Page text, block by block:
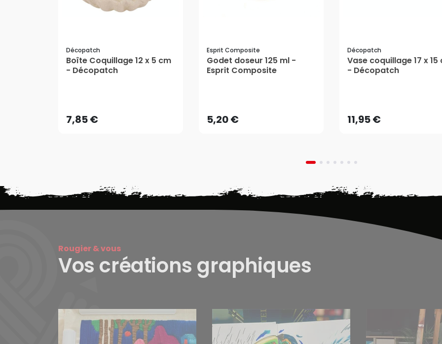
Décopatch
Boîte Coquillage 12 x 5 cm
- Décopatch
7,85 €AJOUTER AU PANIER
Esprit Composite
Godet doseur 125 ml -
Esprit Composite
5,20 €AJOUTER AU PANIER
Décopatch
Vase coquillage 17 x 15
- Décopatch
11,95 €AJOUTER AU PANIER
Rougier & vous
Vos créations graphiques